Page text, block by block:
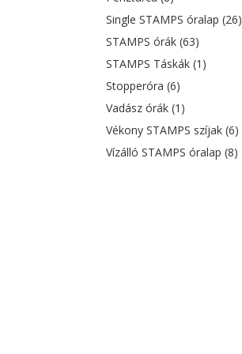
Single STAMPS óralap(26)
STAMPS órák(63)
STAMPS Táskák(1)
Stopperóra(6)
Vadász órák(1)
Vékony STAMPS szíjak(6)
Vízálló STAMPS óralap(8)